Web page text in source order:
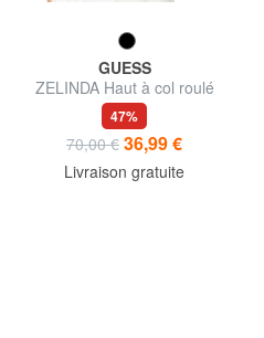
GUESS
ZELINDA Haut à col roulé
avec emmanchures
47%
70,00 € 36,99 €
Livraison gratuite